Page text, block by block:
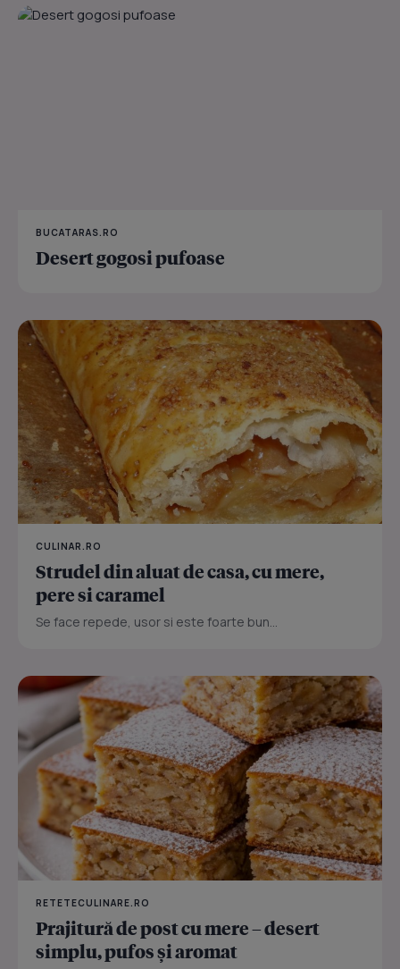
BUCATARAS.RO
Desert gogosi pufoase
CULINAR.RO
Strudel din aluat de casa, cu mere,
pere si caramel
Se face repede, usor si este foarte bun...
RETETECULINARE.RO
Prajitură de post cu mere – desert
simplu, pufos și aromat